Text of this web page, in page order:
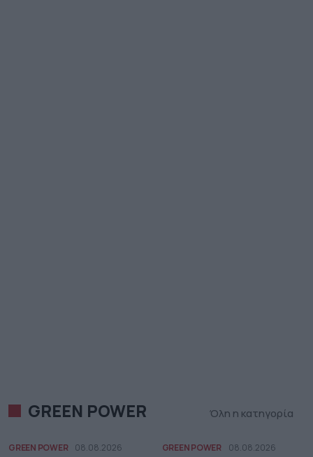
GREEN POWER Όλη η κατηγορία
GREEN POWER 08.08.2026 GREEN POWER 08.08.2026